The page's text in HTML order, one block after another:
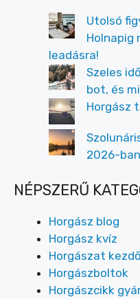
Utolsó
Holnapig
leadásra!
Szeles
bot, és
Horgász
2026-ban
NÉPSZERŰ
Horgász blog
Horgász kvíz
Horgászat
Horgászboltok
Horgászcikk